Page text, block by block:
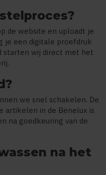
de website en uploadt je
je een digitale proefdruk
starten wij direct met het
we snel schakelen. De
artikelen in de Benelux is
na goedkeuring van de
na het